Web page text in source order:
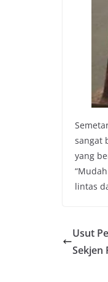
sangat
yang
lintas
Usut
Sekjen